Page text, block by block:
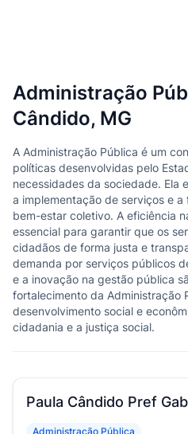
Administração
Cândido, MG
A Administração Pública é um
políticas desenvolvidas pelo
necessidades da sociedade. Ela
a implementação de serviços e
bem-estar coletivo. A eficiência
essencial para garantir que os
cidadãos de forma justa e
demanda por serviços públicos
e a inovação na gestão pública
fortalecimento da Administração
desenvolvimento social e
cidadania e a justiça social.
Paula Cândido Pref
Administração Pública